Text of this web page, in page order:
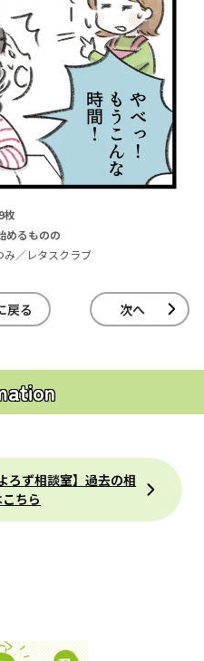
枚
めるものの
み／レタスクラブ
戻る 次へ
ろず相談室】過去の相
ちら